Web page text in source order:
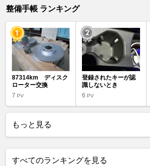
整備手帳 ランキング
87314km ディスク
ローター交換
7 PV
登録されたキーが認
識しないとき
6PV
もっと見る
すべてのランキングを見る